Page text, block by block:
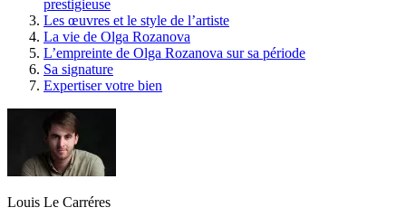
prestigieuse
Les œuvres et le style de l’artiste
La vie de Olga Rozanova
L’empreinte de Olga Rozanova sur sa période
Sa signature
Expertiser votre bien
Louis Le Carréres